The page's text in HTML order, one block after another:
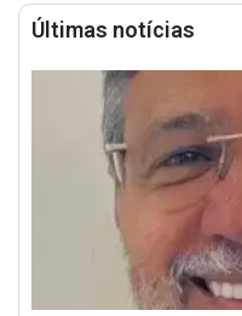
Últimas notícias